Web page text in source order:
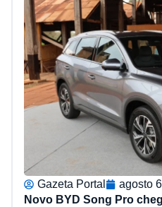
Gazeta Portal agosto
Novo BYD Song Pro